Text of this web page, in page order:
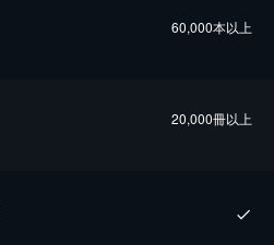
60,000本以上
20,000冊以上